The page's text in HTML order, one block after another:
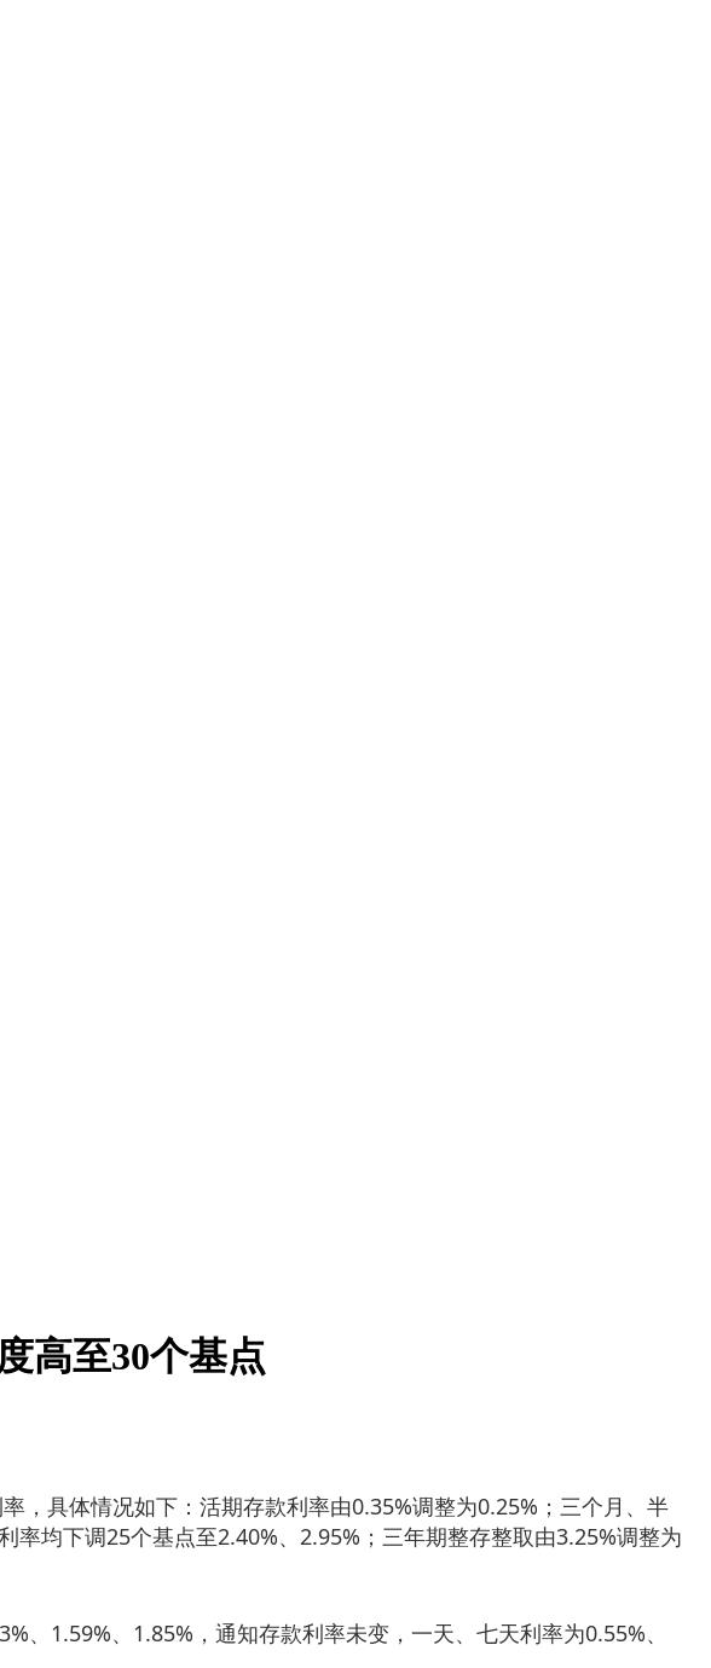
高至30个基点
，具体情况如下：活期存款利率由0.35%调整为0.25%；三个月、半
均下调25个基点至2.40%、2.95%；三年期整存整取由3.25%调整为
1.59%、1.85%，通知存款利率未变，一天、七天利率为0.55%、